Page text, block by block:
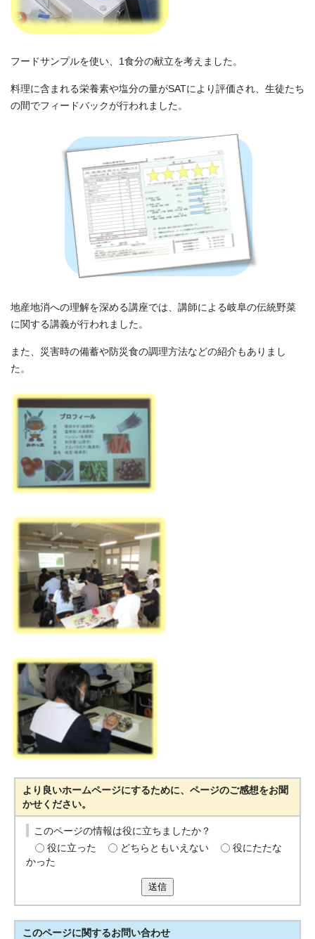
フードサンプルを使い、1食分の献立を考えました。
料理に含まれる栄養素や塩分の量がSATにより評価され、生徒たち
の間でフィードバックが行われました。
地産地消への理解を深める講座では、講師による岐阜の伝統野菜
に関する講義が行われました。
また、災害時の備蓄や防災食の調理方法などの紹介もありまし
た。
より良いホームページにするために、ページのご感想をお聞
かせください。
このページの情報は役に立ちましたか？
役に立った
どちらともいえない
役にたたな
かった
送信
このページに関するお問い合わせ